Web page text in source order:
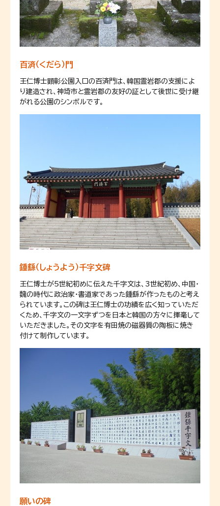
百済（くだら）門
王仁博士顕彰公園入口の百済門は、韓国霊岩郡の支援によ
り建造され、神埼市と霊岩郡の友好の証として後世に受け継
がれる公園のシンボルです。
鍾繇（しょうよう）千字文碑
王仁博士が5世紀初めに伝えた千字文は、3世紀初め、中国・
魏の時代に政治家・書道家であった鍾繇が作ったものと考え
られています。この碑は王仁博士の功績を広く知っていただ
くため、千字文の一文字ずつを日本と韓国の方々に揮毫して
いただきました。その文字を有田焼の磁器質の陶板に焼き
付けて制作しています。
願いの碑